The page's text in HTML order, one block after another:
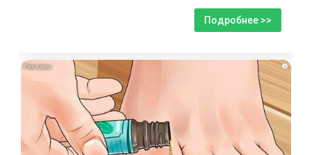
Подробнее >>
i